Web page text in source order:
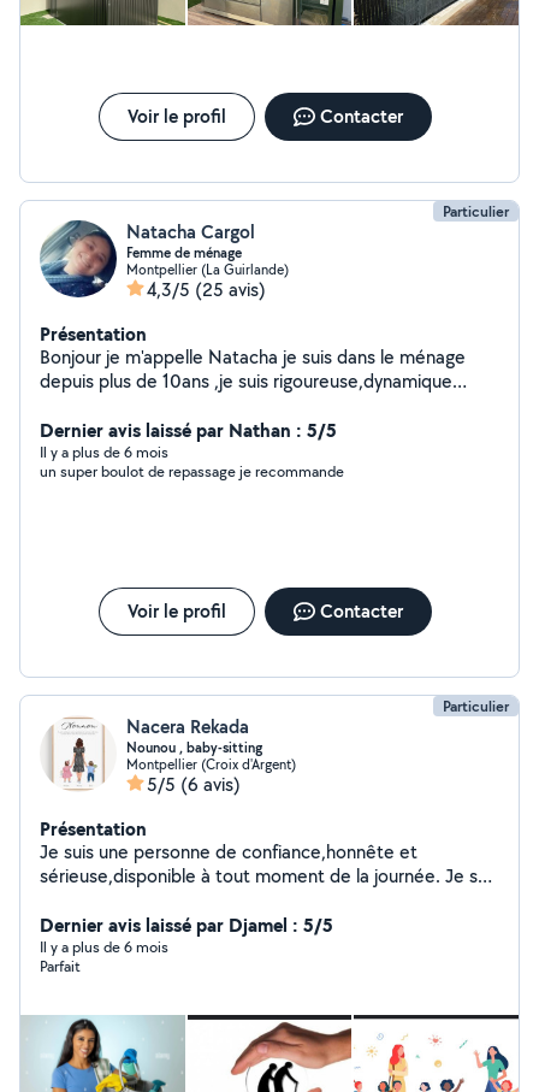
Voir le profil Contacter
Particulier
Natacha Cargol
Femme de ménage
Montpellier (La Guirlande)
4,3/5 (25 avis)
Présentation
Bonjour je m'appelle Natacha je suis dans le ménage
depuis plus de 10ans ,je suis rigoureuse,dynamique
dans votre ménage, repassage,course ....... (Possible de
faire facture )
Dernier avis laissé par Nathan : 5/5
Il y a plus de 6 mois
un super boulot de repassage je recommande
Voir le profil Contacter
Particulier
Nacera Rekada
Nounou , baby-sitting
Montpellier (Croix d'Argent)
5/5 (6 avis)
Présentation
Je suis une personne de confiance,honnête et
sérieuse,disponible à tout moment de la journée. Je suis
*744238565
Dernier avis laissé par Djamel : 5/5
Il y a plus de 6 mois
Parfait